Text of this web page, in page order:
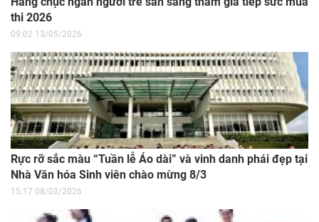
thi 2026
09:02 13/05/2026
Rực rỡ sắc màu “Tuần lễ Áo dài” và vinh danh phái đẹp tại
Nhà Văn hóa Sinh viên chào mừng 8/3
15:17 08/03/2026